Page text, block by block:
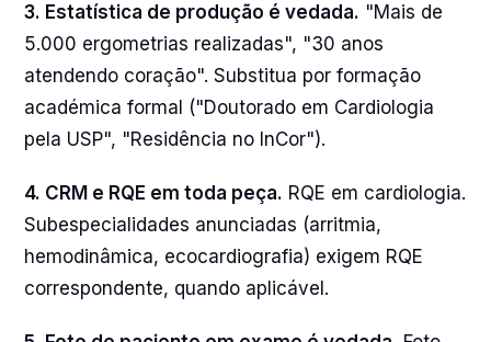
3. Estatística de produção é vedada. "Mais de
5.000 ergometrias realizadas", "30 anos
atendendo coração". Substitua por formação
académica formal ("Doutorado em Cardiologia
pela USP", "Residência no InCor").
4. CRM e RQE em toda peça. RQE em cardiologia.
Subespecialidades anunciadas (arritmia,
hemodinâmica, ecocardiografia) exigem RQE
correspondente, quando aplicável.